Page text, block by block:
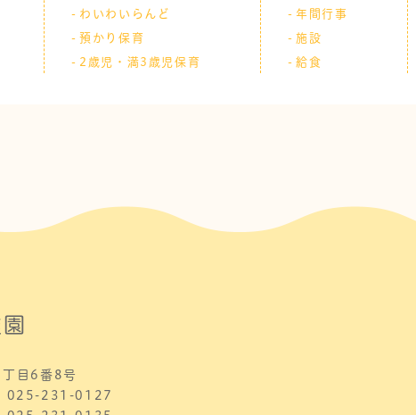
わいわいらんど
預かり保育
2歳児・満3歳児保育
年間行事
施設
給食
目6番8号
025-231-0127